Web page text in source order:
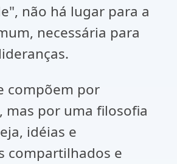
não há lugar para a
necessária para
compõem por
mas por uma filosofia
idéias e
compartilhados e